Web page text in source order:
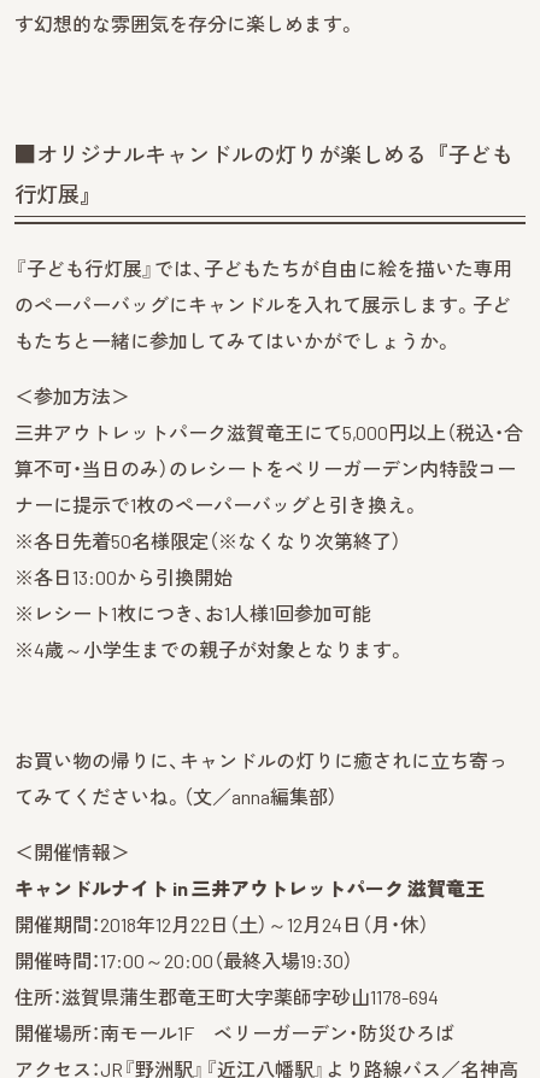
す幻想的な雰囲気を存分に楽しめます。
■オリジナルキャンドルの灯りが楽しめる『子ども
行灯展』
『子ども行灯展』では、子どもたちが自由に絵を描いた専用
のペーパーバッグにキャンドルを入れて展示します。子ど
もたちと一緒に参加してみてはいかがでしょうか。
＜参加方法＞
三井アウトレットパーク滋賀竜王にて5,000円以上（税込・合
算不可・当日のみ）のレシートをベリーガーデン内特設コー
ナーに提示で1枚のペーパーバッグと引き換え。
※各日先着50名様限定（※なくなり次第終了）
※各日13:00から引換開始
※レシート1枚につき、お1人様1回参加可能
※4歳～小学生までの親子が対象となります。
お買い物の帰りに、キャンドルの灯りに癒されに立ち寄っ
てみてくださいね。（文／anna編集部）
＜開催情報＞
キャンドルナイト in 三井アウトレットパーク 滋賀竜王
開催期間：2018年12月22日（土）～12月24日（月・休）
開催時間：17:00～20:00（最終入場19:30）
住所：滋賀県蒲生郡竜王町大字薬師字砂山1178-694
開催場所：南モール1F ベリーガーデン・防災ひろば
アクセス：JR『野洲駅』『近江八幡駅』より路線バス／名神高